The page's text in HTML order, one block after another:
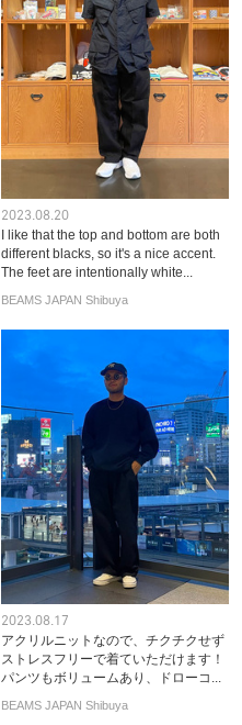
2023.08.20
I like that the top and bottom are both
different blacks, so it's a nice accent.
The feet are intentionally white...
BEAMS JAPAN Shibuya
2023.08.17
アクリルニットなので、チクチクせず
ストレスフリーで着ていただけます！
パンツもボリュームあり、ドローコ...
BEAMS JAPAN Shibuya